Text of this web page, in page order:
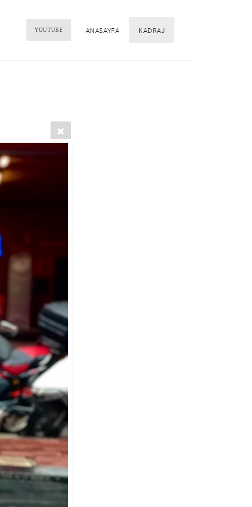
YOUTUBE ANASAYFA KADRAJ